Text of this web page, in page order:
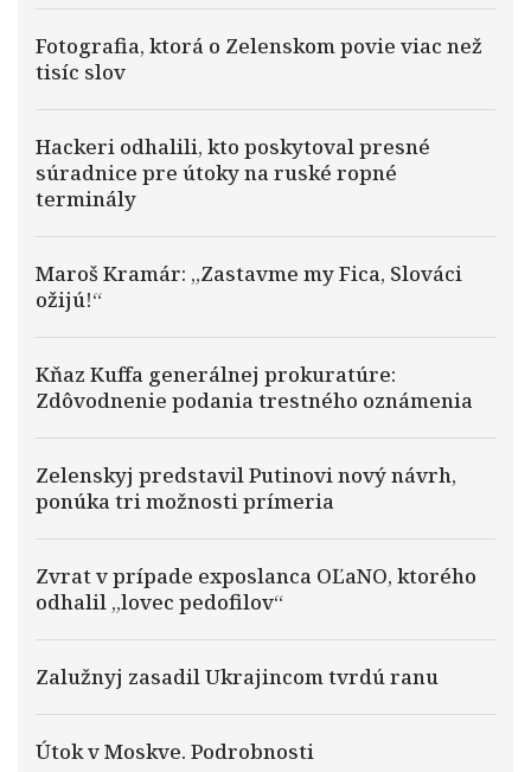
Fotografia, ktorá o Zelenskom povie viac než
tisíc slov
Hackeri odhalili, kto poskytoval presné
súradnice pre útoky na ruské ropné
terminály
Maroš Kramár: „Zastavme my Fica, Slováci
ožijú!“
Kňaz Kuffa generálnej prokuratúre:
Zdôvodnenie podania trestného oznámenia
Zelenskyj predstavil Putinovi nový návrh,
ponúka tri možnosti prímeria
Zvrat v prípade exposlanca OĽaNO, ktorého
odhalil „lovec pedofilov“
Zalužnyj zasadil Ukrajincom tvrdú ranu
Útok v Moskve. Podrobnosti